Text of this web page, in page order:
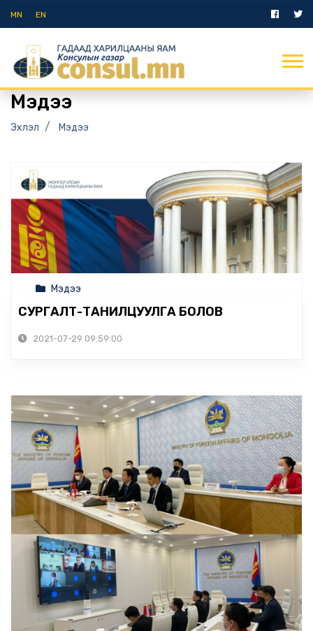
MN EN
Мэдээ
Эхлэл Мэдээ
Мэдээ
СУРГАЛТ-ТАНИЛЦУУЛГА БОЛОВ
2021-07-29 09:59:00